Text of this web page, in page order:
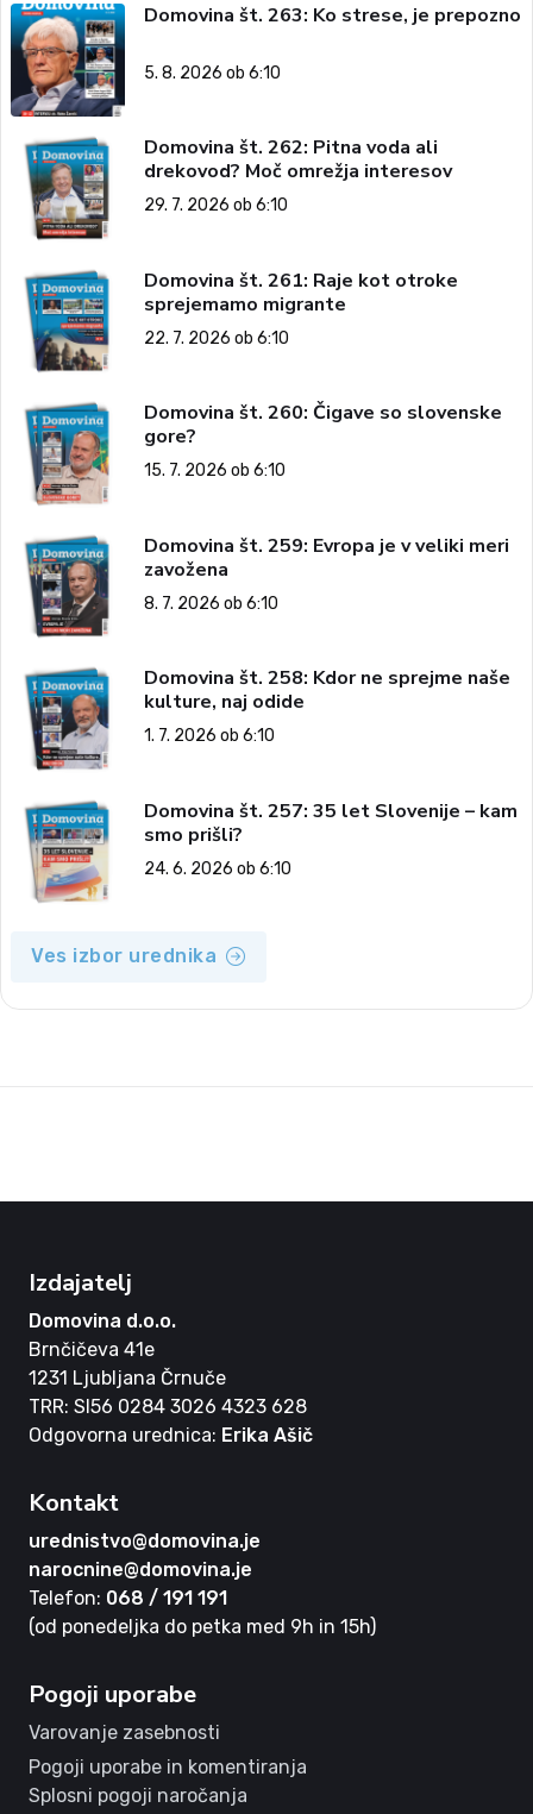
Domovina št. 263: Ko strese, je prepozno
5. 8. 2026 ob 6:10
Domovina št. 262: Pitna voda ali
drekovod? Moč omrežja interesov
29. 7. 2026 ob 6:10
Domovina št. 261: Raje kot otroke
sprejemamo migrante
22. 7. 2026 ob 6:10
Domovina št. 260: Čigave so slovenske
gore?
15. 7. 2026 ob 6:10
Domovina št. 259: Evropa je v veliki meri
zavožena
8. 7. 2026 ob 6:10
Domovina št. 258: Kdor ne sprejme naše
kulture, naj odide
1. 7. 2026 ob 6:10
Domovina št. 257: 35 let Slovenije – kam
smo prišli?
24. 6. 2026 ob 6:10
Ves izbor urednika
Izdajatelj
Domovina d.o.o.
Brnčičeva 41e
1231 Ljubljana Črnuče
TRR: SI56 0284 3026 4323 628
Odgovorna urednica: Erika Ašič
Kontakt
urednistvo@domovina.je
narocnine@domovina.je
Telefon: 068 / 191 191
(od ponedeljka do petka med 9h in 15h)
Pogoji uporabe
Varovanje zasebnosti
Pogoji uporabe in komentiranja
Splosni pogoji naročanja